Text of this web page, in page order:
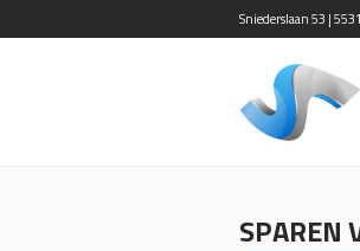
Sniederslaan 53 |
SPAREN